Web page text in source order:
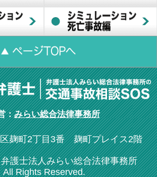
：みらい総合法律事務所
麹町2丁目3番 麹町プレイス2階
護士法人みらい総合法律事務所
All Rights Reserved.